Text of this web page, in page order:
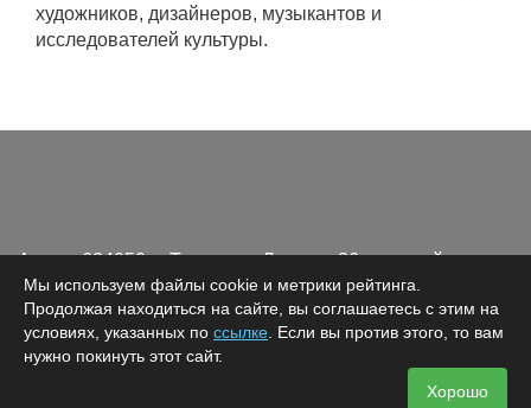
художников, дизайнеров, музыкантов и
исследователей культуры.
Адрес: 634050, г. Томск, пр. Ленина, 36, главный корпус,
к. 317
Телефон:+7 (3822) 52-96-06
Email:kultur@mail.tsu.ru
Мы используем файлы cookie и метрики рейтинга.
Продолжая находиться на сайте, вы соглашаетесь с этим на
условиях, указанных по ссылке . Если вы против этого, то вам
нужно покинуть этот сайт.
Хорошо